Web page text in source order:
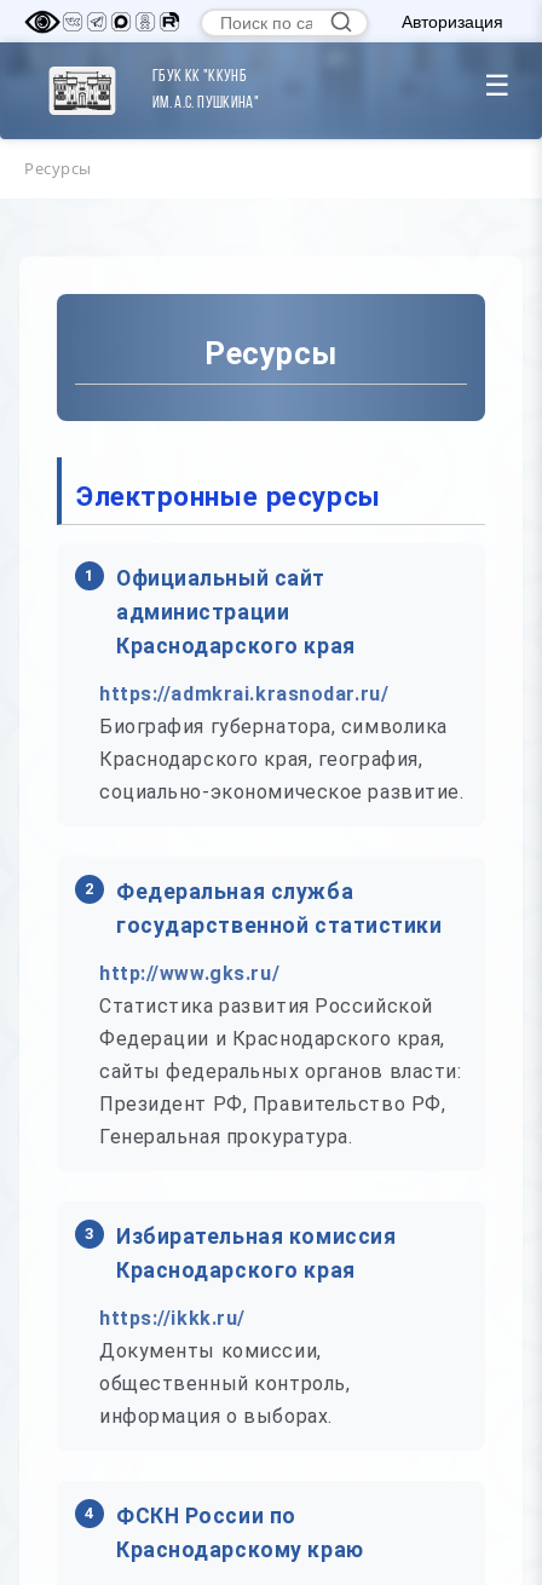
Авторизация
ГБУК КК "ККУНБ
им. А.С. Пушкина"
☰
Ресурсы
Ресурсы
Электронные ресурсы
1
Официальный сайт
администрации
Краснодарского края
https://admkrai.krasnodar.ru/
Биография губернатора, символика
Краснодарского края, география,
социально-экономическое развитие.
2
Федеральная служба
государственной статистики
http://www.gks.ru/
Статистика развития Российской
Федерации и Краснодарского края,
сайты федеральных органов власти:
Президент РФ, Правительство РФ,
Генеральная прокуратура.
3
Избирательная комиссия
Краснодарского края
https://ikkk.ru/
Документы комиссии,
общественный контроль,
информация о выборах.
4
ФСКН России по
Краснодарскому краю